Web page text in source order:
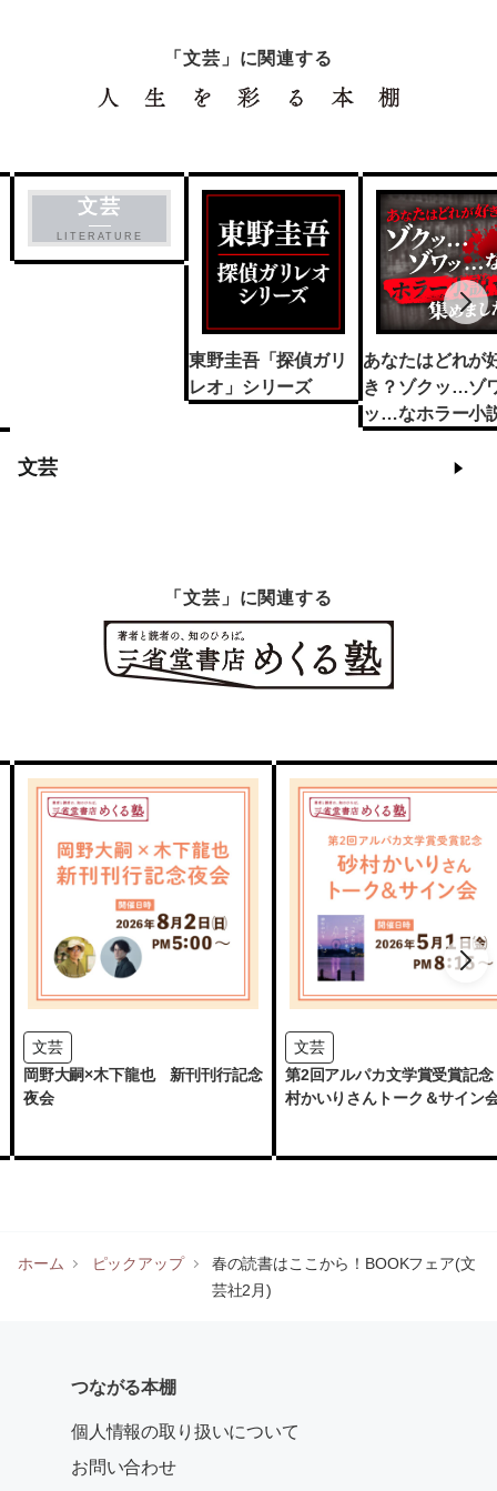
「文芸」に関連する
文芸
LITERATURE
東野圭吾「探偵ガリ
レオ」シリーズ
あなたはどれが
き？ゾクッ…ゾ
ッ…なホラー小
文芸
「文芸」に関連する
文芸
岡野大嗣×木下龍也 新刊刊行記念
夜会
文芸
第2回アルパカ文学賞受賞記
村かいりさんトーク＆サイン
ホーム ピックアップ
春の読書はここから！BOOKフェア(文
芸社2月)
つながる本棚
個人情報の取り扱いについて
お問い合わせ